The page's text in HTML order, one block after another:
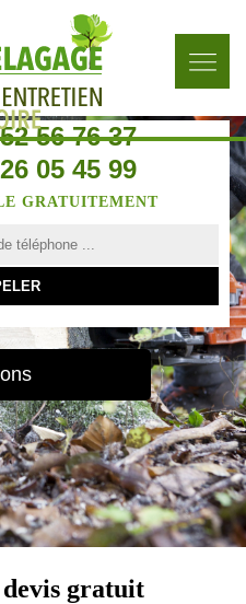
56 76 37
05 45 99
GRATUITEMENT
devis gratuit